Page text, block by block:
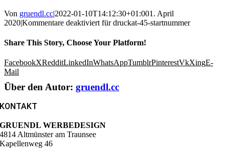
Von gruendl.cc|2022-01-10T14:12:30+01:001. April
2020|Kommentare deaktiviert für druckat-45-startnummer
Share This Story, Choose Your Platform!
FacebookXRedditLinkedInWhatsAppTumblrPinterestVkXingE-
Mail
Über den Autor: gruendl.cc
KONTAKT
GRUENDL WERBEDESIGN
4814 Altmünster am Traunsee
Kapellenweg 46